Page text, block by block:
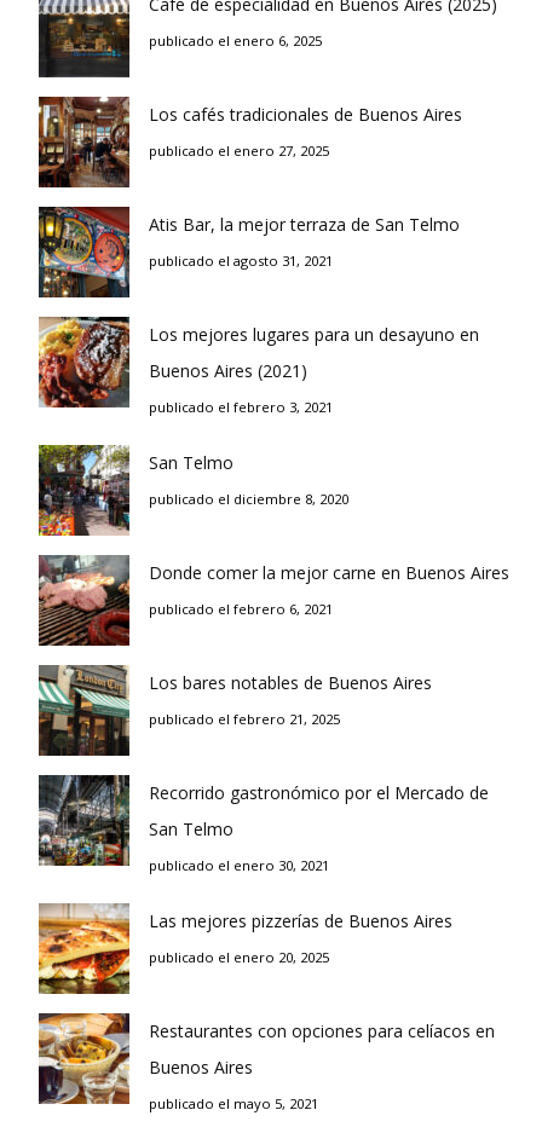
publicado el enero 6, 2025
Los cafés tradicionales de Buenos Aires
publicado el enero 27, 2025
Atis Bar, la mejor terraza de San Telmo
publicado el agosto 31, 2021
Los mejores lugares para un desayuno en
Buenos Aires (2021)
publicado el febrero 3, 2021
San Telmo
publicado el diciembre 8, 2020
Donde comer la mejor carne en Buenos Aires
publicado el febrero 6, 2021
Los bares notables de Buenos Aires
publicado el febrero 21, 2025
Recorrido gastronómico por el Mercado de
San Telmo
publicado el enero 30, 2021
Las mejores pizzerías de Buenos Aires
publicado el enero 20, 2025
Restaurantes con opciones para celíacos en
Buenos Aires
publicado el mayo 5, 2021